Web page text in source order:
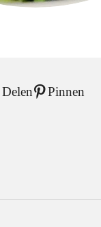
Delen Pinnen